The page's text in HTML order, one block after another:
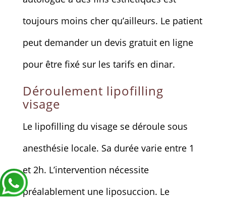
toujours moins cher qu’ailleurs. Le patient
peut demander un devis gratuit en ligne
pour être fixé sur les tarifs en dinar.
Déroulement lipofilling
visage
Le lipofilling du visage se déroule sous
anesthésie locale. Sa durée varie entre 1
et 2h. L’intervention nécessite
préalablement une liposuccion. Le